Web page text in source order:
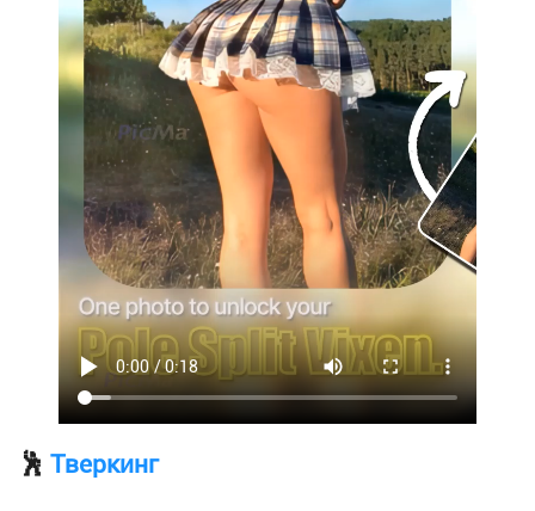
🕺 Тверкинг